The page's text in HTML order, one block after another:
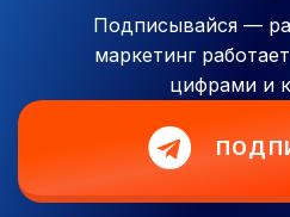
Подписывайся —
маркетинг работает
цифрами и